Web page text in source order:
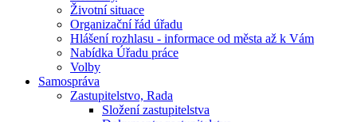
Životní situace
Organizační řád úřadu
Hlášení rozhlasu - informace od města až k Vám
Nabídka Úřadu práce
Volby
Samospráva
Zastupitelstvo, Rada
Složení zastupitelstva